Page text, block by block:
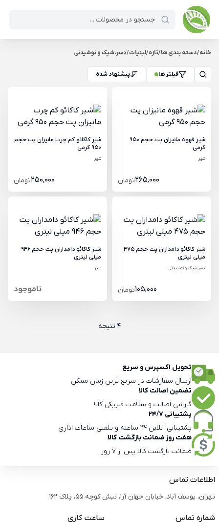
خانه/دسته بندی ها/تازه/لبنیات/دسر،شیک و نوشیدنی
فیلتر ها پیشنهاد شده
شیر قهوه مانیزان پت حجم 950
گرمی
شیر
265,000تومان
شیر کاکائو کم چرب مانیزان پت حجم
950 گرمی
شیر
250,000تومان
شیر کاکائو دامداران پت حجم 475
میلی لیتری
دسر،شیک و نوشیدنی
105,000تومان
شیر کاکائو دامداران پت حجم 946
میلی لیتری
شیر
ناموجود
4 نتیجه
تحویل اکسپرس و سریع
ارسال سفارشات در سریع ترین زمان ممکن
تضمین اصالت کالا
گارانتی اصالت و سلامت فیزیکی کالا
پشتیبانی 24/7
پشتیبانی آنلاین 24 ساعته و تلفنی ساعات اداری
هفت روز ضمانت بازگشت کالا
ضمانت بازگشت کالا پس از 7 روز
اطلاعات تماس
تهران، یوسف آباد، خیابان جهان آرا، نبش کوچه 55، پلاک 162
شماره تماس ساعت کاری